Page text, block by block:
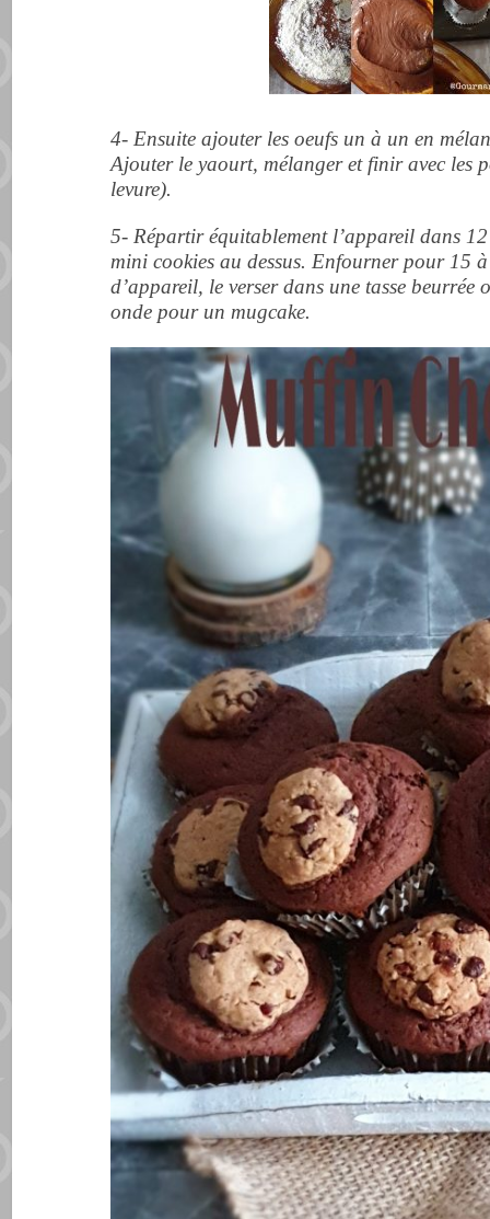
4- Ensuite ajouter les oeufs un à un en
Ajouter le yaourt, mélanger et finir avec les
levure).
5- Répartir équitablement l’appareil dans
mini cookies au dessus. Enfourner pour 15
d’appareil, le verser dans une tasse
onde pour un mugcake.